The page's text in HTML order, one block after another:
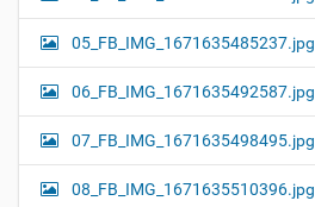
05_FB_IMG_1671635485237.jpg
06_FB_IMG_1671635492587.jpg
07_FB_IMG_1671635498495.jpg
08_FB_IMG_1671635510396.jpg